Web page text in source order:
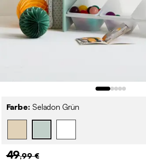
Farbe: Seladon Grün
49,99 €